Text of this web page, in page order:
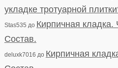
укладке тротуарной
Stas535 до Кирпичная кладка.
Состав.
deluxk7016 до Кирпичная